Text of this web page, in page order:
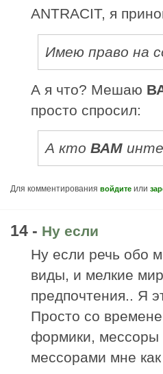
ANTRACIT, я
Имею право на
А я что? Мешаю
просто спросил:
А кто ВАМ
Для комментирования войдите или
14 - Ну если
Ну если речь обо
виды, и мелкие
предпочтения.. Я
Просто со
формики, мессоры
мессорами мне